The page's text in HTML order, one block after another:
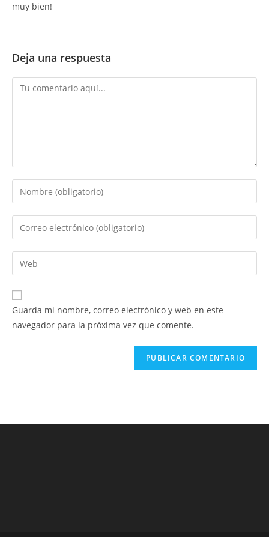
muy bien!
Deja una respuesta
Comentario
Introduce
tu
nombre
de
usuario
para
comentar
Introduce
tu
dirección
de
electrónico
para
comentar
Introduce
la
URL
de
Guarda mi nombre, correo electrónico y web en este
navegador para la próxima vez que comente.